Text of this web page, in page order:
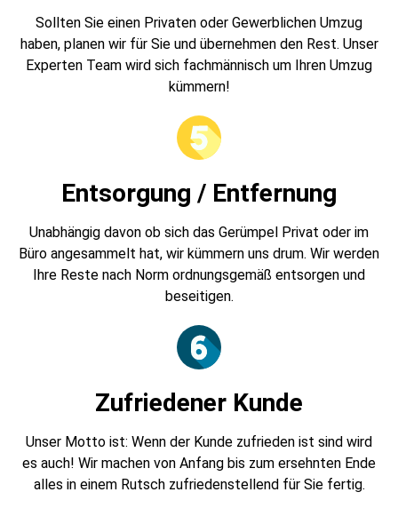
Sollten Sie einen Privaten oder Gewerblichen Umzug
haben, planen wir für Sie und übernehmen den Rest. Unser
Experten Team wird sich fachmännisch um Ihren Umzug
kümmern!
Entsorgung / Entfernung
Unabhängig davon ob sich das Gerümpel Privat oder im
Büro angesammelt hat, wir kümmern uns drum. Wir werden
Ihre Reste nach Norm ordnungsgemäß entsorgen und
beseitigen.
Zufriedener Kunde
Unser Motto ist: Wenn der Kunde zufrieden ist sind wird
es auch! Wir machen von Anfang bis zum ersehnten Ende
alles in einem Rutsch zufriedenstellend für Sie fertig.